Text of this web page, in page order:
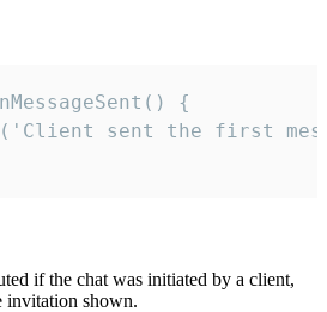
{
sent the first
if the chat was initiated by a client,
invitation shown.